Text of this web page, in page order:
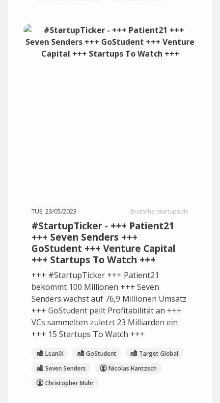
TUE, 23/05/2023 deutsche-startups.de
#StartupTicker - +++ Patient21
+++ Seven Senders +++
GoStudent +++ Venture Capital
+++ Startups To Watch +++
+++ #StartupTicker +++ Patient21
bekommt 100 Millionen +++ Seven
Senders wächst auf 76,9 Millionen Umsatz
+++ GoStudent peilt Profitabilität an +++
VCs sammelten zuletzt 23 Milliarden ein
+++ 15 Startups To Watch +++
LeanIX GoStudent
Target Global
Seven Senders
Nicolas Hantzsch
Christopher Muhr